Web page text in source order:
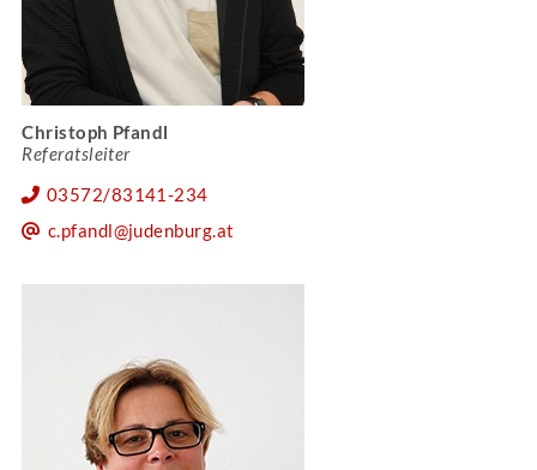
Christoph Pfandl
Referatsleiter
03572/83141-234
c.pfandl@judenburg.at